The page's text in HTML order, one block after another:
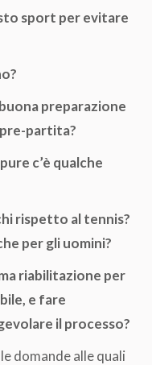
sport per evitare
preparazione
partita?
c’è qualche
rispetto al tennis?
per gli uomini?
riabilitazione per
e fare
il processo?
domande alle quali